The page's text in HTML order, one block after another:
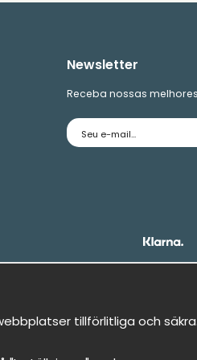
Newsletter
Receba nossas
Endereço
de
tillförlitliga och